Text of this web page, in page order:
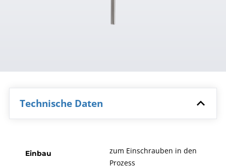
Technische Daten
Einbau
zum Einschrauben in den
Prozess